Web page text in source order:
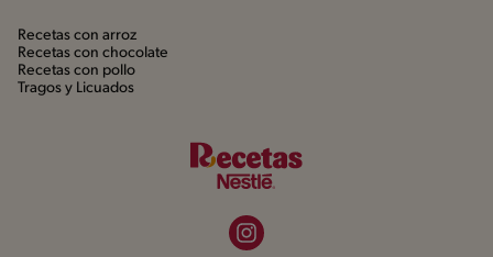
Recetas con arroz
Recetas con chocolate
Recetas con pollo
Tragos y Licuados